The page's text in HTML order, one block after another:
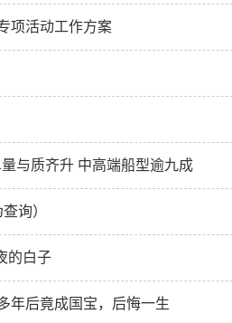
项活动工作方案
与质齐升 中高端船型逾九成
询）
的白子
年后竟成国宝，后悔一生